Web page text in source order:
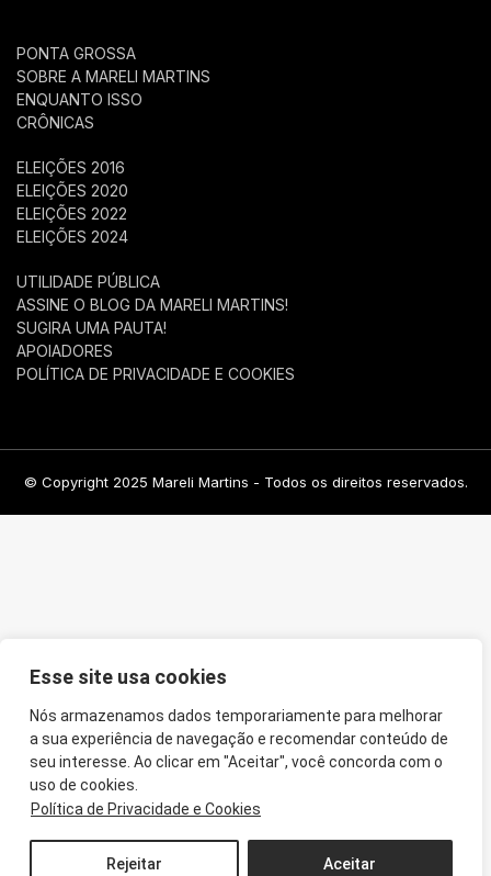
Esse site usa cookies
Nós armazenamos dados temporariamente para melhorar
a sua experiência de navegação e recomendar conteúdo de
seu interesse. Ao clicar em "Aceitar", você concorda com o
uso de cookies.
Política de Privacidade e Cookies
Rejeitar Aceitar
PONTA GROSSA
SOBRE A MARELI MARTINS
ENQUANTO ISSO
CRÔNICAS
ELEIÇÕES 2016
ELEIÇÕES 2020
ELEIÇÕES 2022
ELEIÇÕES 2024
UTILIDADE PÚBLICA
ASSINE O BLOG DA MARELI MARTINS!
SUGIRA UMA PAUTA!
APOIADORES
POLÍTICA DE PRIVACIDADE E COOKIES
© Copyright 2025 Mareli Martins - Todos os direitos reservados.